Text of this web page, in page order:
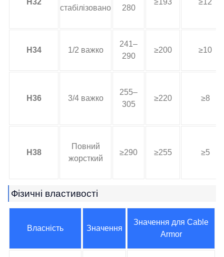
H32
стабілізовано 280
≥193 ≥12
H34 1/2 важко
241–
290
≥200 ≥10
H36 3/4 важко
255–
305
≥220 ≥8
H38
Повний
жорсткий
≥290 ≥255 ≥5
Фізичні властивості
Власність Значення
Значення для Cable
Armor